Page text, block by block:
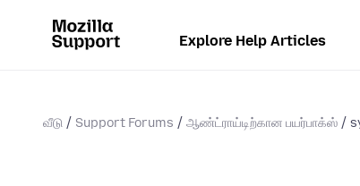
Explore Help Articles
வீடு Support Forums ஆண்ட்ராய்டிற்கான பயர்பாக்ஸ்